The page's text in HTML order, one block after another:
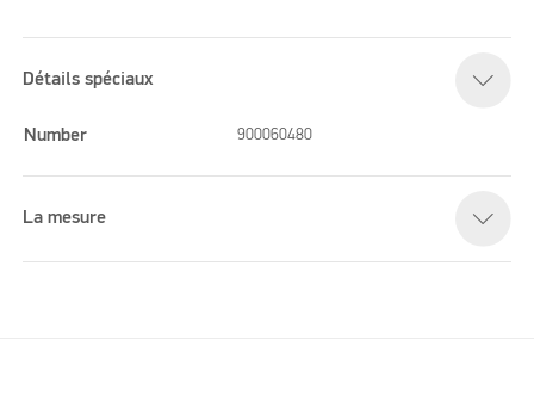
Détails spéciaux
Number 900060480
La mesure